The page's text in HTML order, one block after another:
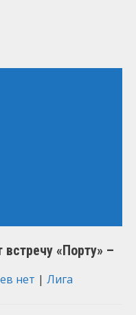
«Порту» –
нет | Лига